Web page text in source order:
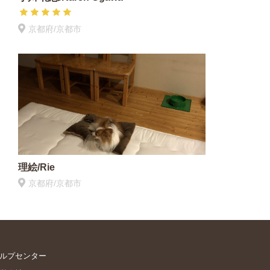
京都府/京都市
理絵/Rie
京都府/京都市
プセンター